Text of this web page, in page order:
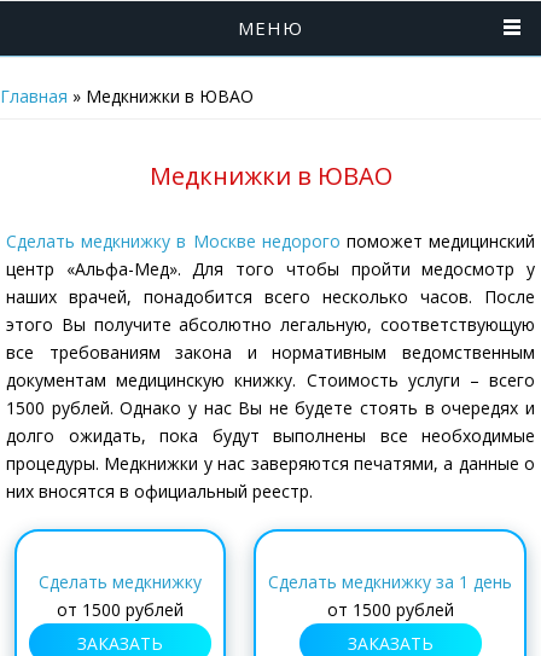
МЕНЮ
Главная » Медкнижки в ЮВАО
Медкнижки в ЮВАО
Сделать медкнижку в Москве недорого поможет медицинский
центр «Альфа-Мед». Для того чтобы пройти медосмотр у
наших врачей, понадобится всего несколько часов. После
этого Вы получите абсолютно легальную, соответствующую
все требованиям закона и нормативным ведомственным
документам медицинскую книжку. Стоимость услуги – всего
1500 рублей. Однако у нас Вы не будете стоять в очередях и
долго ожидать, пока будут выполнены все необходимые
процедуры. Медкнижки у нас заверяются печатями, а данные о
них вносятся в официальный реестр.
Сделать медкнижку
от 1500 рублей
ЗАКАЗАТЬ
Сделать медкнижку за 1 день
от 1500 рублей
ЗАКАЗАТЬ